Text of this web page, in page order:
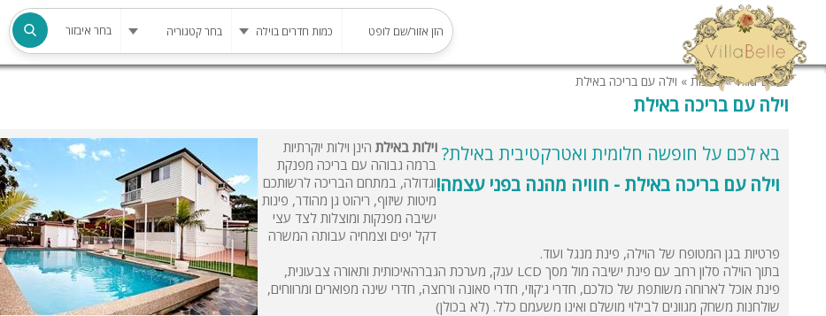
בחר איבזור
בריכה
בריכה מחוממת
פינת מנגל
להשכרה
סאונה
קריוקי
Villa Belle
»כתבות » וילה עם בריכה באילת
וילה עם בריכה באילת
בא לכם על חופשה חלומית ואטרקטיבית באילת?
וילה עם בריכה באילת - חוויה מהנה בפני עצמה!
וילות באילת הינן וילות יוקרתיות
ברמה גבוהה עם בריכה מפנקת
וגדולה, במתחם הבריכה לרשותכם
מיטות שיזוף, ריהוט גן מהודר, פינות
ישיבה מפנקות ומוצלות לצד עצי
דקל יפים וצמחיה עבותה המשרה
פרטיות בגן המטופח של הוילה, פינת מנגל ועוד.
בתוך הוילה סלון רחב עם פינת ישיבה מול מסך LCD ענק, מערכת הגברהאיכותית ותאורה צבעונית,
פינת אוכל לארוחה משותפת של כולכם, חדרי ג'קוזי, חדרי סאונה ורחצה, חדרי שינה מפוארים ומרווחים,
שולחנות משחק מגוונים לבילוי מושלם ואינו משעמם כלל. (לא בכולן)